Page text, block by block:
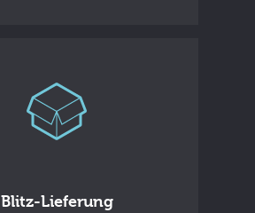
Blitz-Lieferung